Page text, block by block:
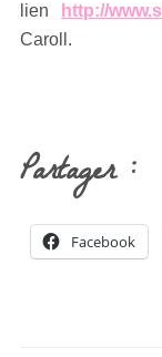
lien
http://
Caroll.
Partager :
Facebook